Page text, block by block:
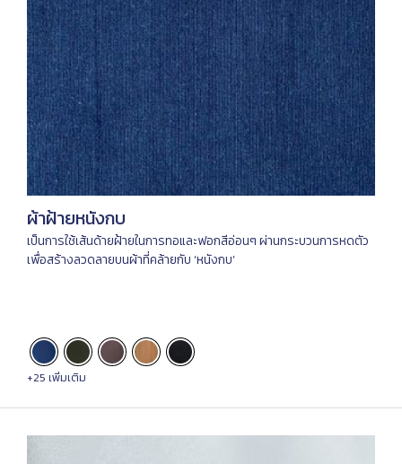
ผ้าฝ้ายหนังกบ
เป็นการใช้เส้นด้ายฝ้ายในการทอและฟอกสีอ่อนๆ ผ่านกระบวนการหดตัว
เพื่อสร้างลวดลายบนผ้าที่คล้ายกับ ‘หนังกบ’
+25 เพิ่มเติม